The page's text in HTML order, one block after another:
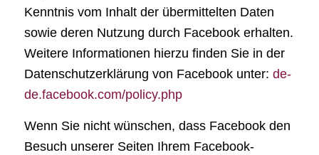
Kenntnis vom Inhalt der übermittelten Daten
sowie deren Nutzung durch Facebook erhalten.
Weitere Informationen hierzu finden Sie in der
Datenschutzerklärung von Facebook unter: de-
de.facebook.com/policy.php
Wenn Sie nicht wünschen, dass Facebook den
Besuch unserer Seiten Ihrem Facebook-